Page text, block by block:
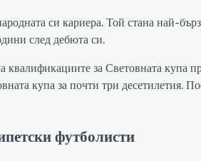
си кариера. Той стана най-
след дебюта си.
за Световната купа
купа за почти три десетилетия.
футболисти